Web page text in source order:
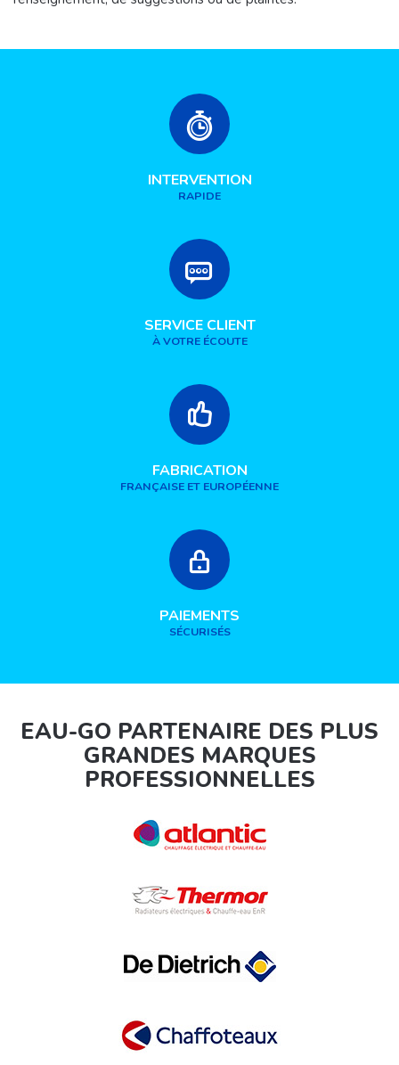
INTERVENTION
RAPIDE
SERVICE CLIENT
À VOTRE ÉCOUTE
FABRICATION
FRANÇAISE ET EUROPÉENNE
PAIEMENTS
SÉCURISÉS
EAU-GO PARTENAIRE DES PLUS
GRANDES MARQUES
PROFESSIONNELLES